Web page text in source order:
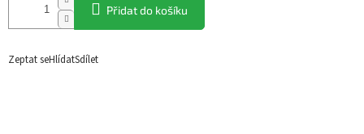
Přidat do košíku
Zeptat seHlídatSdílet